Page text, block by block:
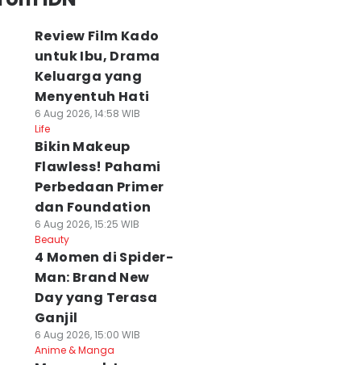
Review Film Kado
untuk Ibu, Drama
Keluarga yang
Menyentuh Hati
6 Aug 2026, 14:58 WIB
Life
Bikin Makeup
Flawless! Pahami
Perbedaan Primer
dan Foundation
6 Aug 2026, 15:25 WIB
Beauty
4 Momen di Spider-
Man: Brand New
Day yang Terasa
Ganjil
6 Aug 2026, 15:00 WIB
Anime & Manga